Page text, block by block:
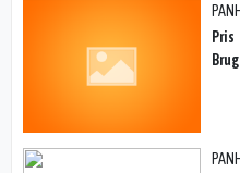
Pris